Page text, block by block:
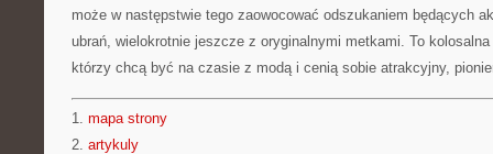
może w następstwie tego zaowocować odszukaniem będących
ubrań, wielokrotnie jeszcze z oryginalnymi metkami. To
którzy chcą być na czasie z modą i cenią sobie atrakcyjny,
1. mapa strony
2. artykuly